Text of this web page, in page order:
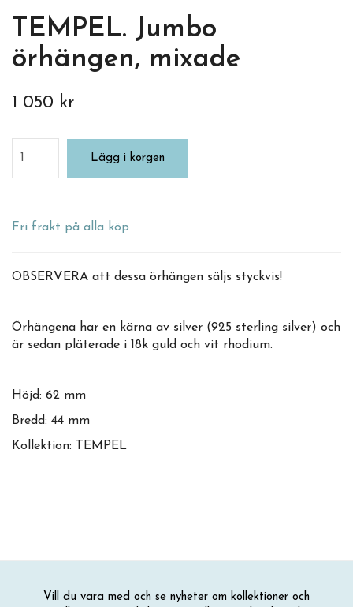
TEMPEL. Jumbo
örhängen, mixade
1 050 kr
Lägg i korgen
Fri frakt på alla köp
OBSERVERA att dessa örhängen säljs styckvis!
Örhängena har en kärna av silver (925 sterling silver) och
är sedan pläterade i 18k guld och vit rhodium.
Höjd: 62 mm
Bredd: 44 mm
Kollektion: TEMPEL
Vill du vara med och se nyheter om kollektioner och